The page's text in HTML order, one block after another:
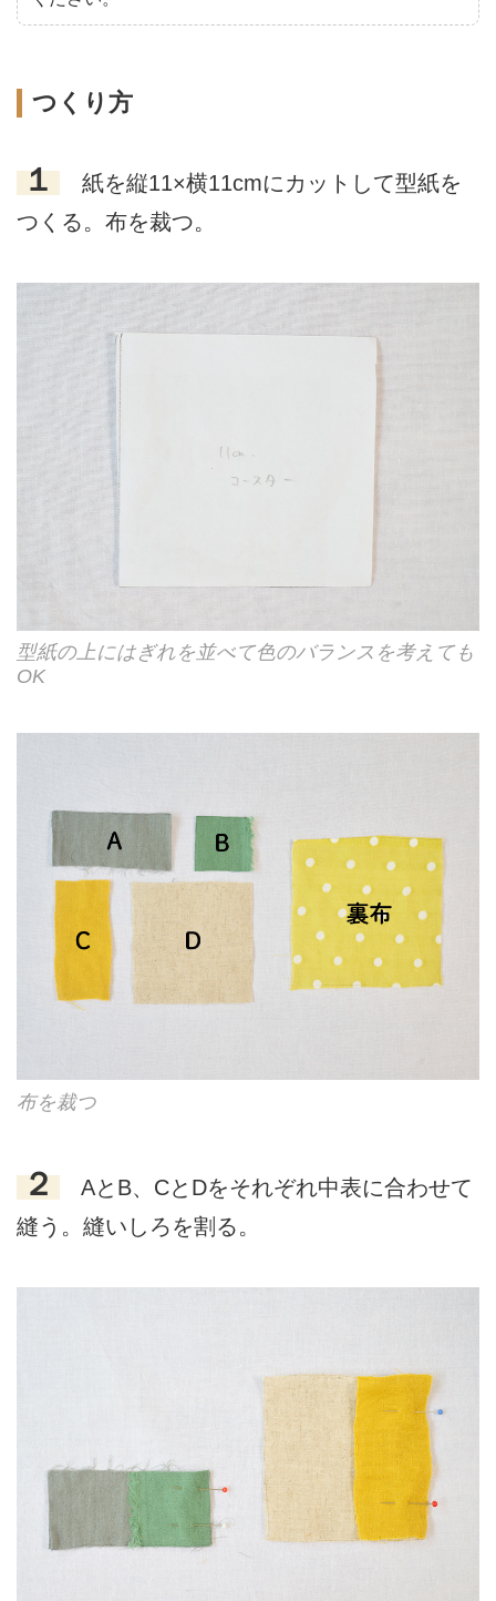
つくり方
１
紙を縦11×横11cmにカットして型紙を
つくる。布を裁つ。
型紙の上にはぎれを並べて色のバランスを考えても
OK
布を裁つ
２
AとB、CとDをそれぞれ中表に合わせて
縫う。縫いしろを割る。